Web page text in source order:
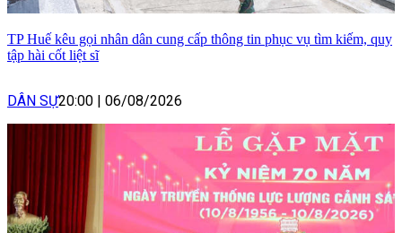
TP Huế kêu gọi nhân dân cung cấp thông tin phục vụ tìm kiếm, quy
tập hài cốt liệt sĩ
DÂN SỰ20:00 06/08/2026